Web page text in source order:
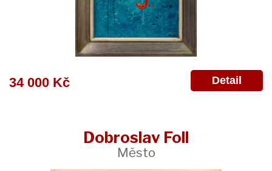
34 000 Kč Detail
Dobroslav Foll
Město